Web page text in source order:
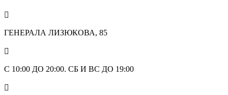

ГЕНЕРАЛА ЛИЗЮКОВА, 85

С 10:00 ДО 20:00. СБ И ВС ДО 19:00
